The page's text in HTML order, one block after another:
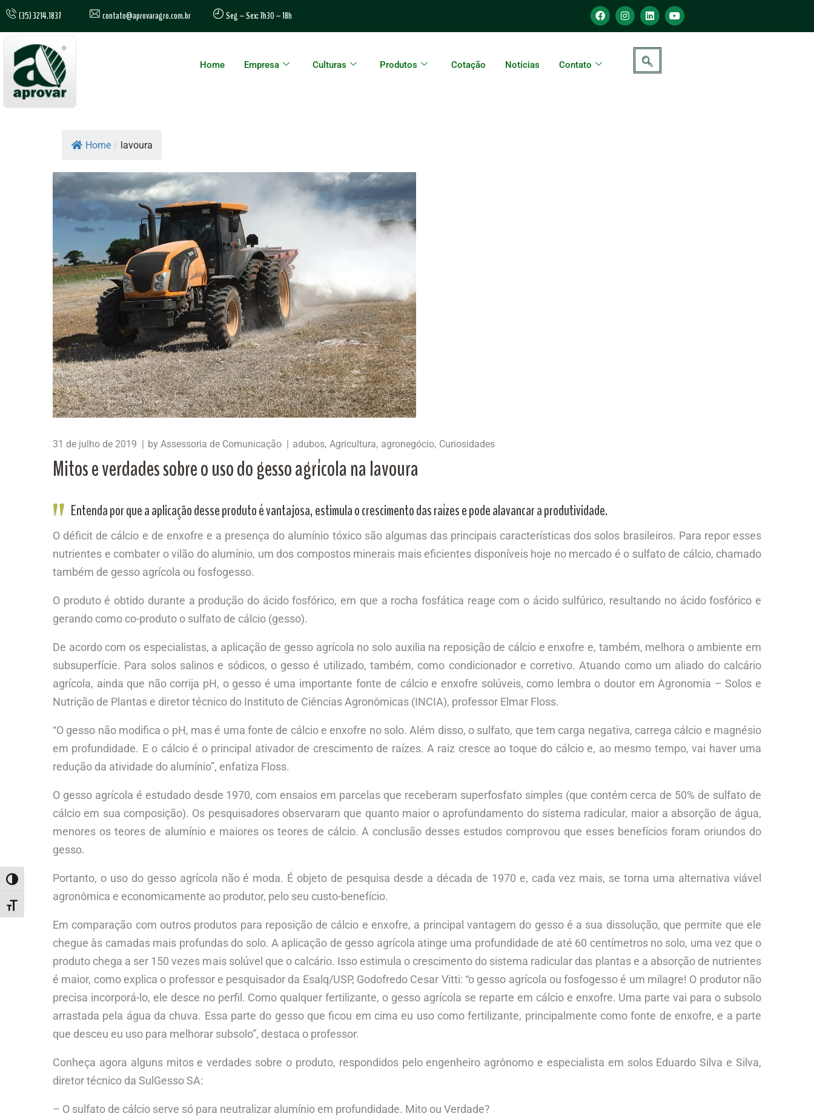
ALTERNAR ALTO CONTRASTE
ALTERNAR TAMANHO DA FONTE
(35) 3214.1837 contato@aprovaragro.com.br Seg – Sex: 7h30 – 18h
Home Empresa Culturas Produtos Cotação Notícias Contato
Home / lavoura
31 de julho de 2019 by Assessoria de Comunicação adubos Agricultura agronegócio Curiosidades
Mitos e verdades sobre o uso do gesso agrícola na lavoura
Entenda por que a aplicação desse produto é vantajosa, estimula o crescimento das raízes e pode alavancar a produtividade.
O déficit de cálcio e de enxofre e a presença do alumínio tóxico são algumas das principais características dos solos brasileiros. Para repor esses
nutrientes e combater o vilão do alumínio, um dos compostos minerais mais eficientes disponíveis hoje no mercado é o sulfato de cálcio, chamado
também de gesso agrícola ou fosfogesso.
O produto é obtido durante a produção do ácido fosfórico, em que a rocha fosfática reage com o ácido sulfúrico, resultando no ácido fosfórico e
gerando como co-produto o sulfato de cálcio (gesso).
De acordo com os especialistas, a aplicação de gesso agrícola no solo auxilia na reposição de cálcio e enxofre e, também, melhora o ambiente em
subsuperfície. Para solos salinos e sódicos, o gesso é utilizado, também, como condicionador e corretivo. Atuando como um aliado do calcário
agrícola, ainda que não corrija pH, o gesso é uma importante fonte de cálcio e enxofre solúveis, como lembra o doutor em Agronomia – Solos e
Nutrição de Plantas e diretor técnico do Instituto de Ciências Agronômicas (INCIA), professor Elmar Floss.
“O gesso não modifica o pH, mas é uma fonte de cálcio e enxofre no solo. Além disso, o sulfato, que tem carga negativa, carrega cálcio e magnésio
em profundidade. E o cálcio é o principal ativador de crescimento de raízes. A raiz cresce ao toque do cálcio e, ao mesmo tempo, vai haver uma
redução da atividade do alumínio”, enfatiza Floss.
O gesso agrícola é estudado desde 1970, com ensaios em parcelas que receberam superfosfato simples (que contém cerca de 50% de sulfato de
cálcio em sua composição). Os pesquisadores observaram que quanto maior o aprofundamento do sistema radicular, maior a absorção de água,
menores os teores de alumínio e maiores os teores de cálcio. A conclusão desses estudos comprovou que esses benefícios foram oriundos do
gesso.
Portanto, o uso do gesso agrícola não é moda. É objeto de pesquisa desde a década de 1970 e, cada vez mais, se torna uma alternativa viável
agronômica e economicamente ao produtor, pelo seu custo-benefício.
Em comparação com outros produtos para reposição de cálcio e enxofre, a principal vantagem do gesso é a sua dissolução, que permite que ele
chegue às camadas mais profundas do solo. A aplicação de gesso agrícola atinge uma profundidade de até 60 centímetros no solo, uma vez que o
produto chega a ser 150 vezes mais solúvel que o calcário. Isso estimula o crescimento do sistema radicular das plantas e a absorção de nutrientes
é maior, como explica o professor e pesquisador da Esalq/USP, Godofredo Cesar Vitti: “o gesso agrícola ou fosfogesso é um milagre! O produtor não
precisa incorporá-lo, ele desce no perfil. Como qualquer fertilizante, o gesso agrícola se reparte em cálcio e enxofre. Uma parte vai para o subsolo
arrastada pela água da chuva. Essa parte do gesso que ficou em cima eu uso como fertilizante, principalmente como fonte de enxofre, e a parte
que desceu eu uso para melhorar subsolo”, destaca o professor.
Conheça agora alguns mitos e verdades sobre o produto, respondidos pelo engenheiro agrônomo e especialista em solos Eduardo Silva e Silva,
diretor técnico da SulGesso SA:
– O sulfato de cálcio serve só para neutralizar alumínio em profundidade. Mito ou Verdade?